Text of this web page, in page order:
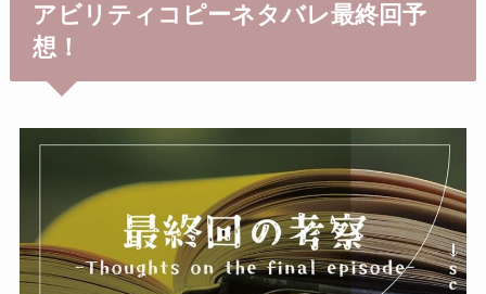
アビリティコピーネタバレ最終回予
想！